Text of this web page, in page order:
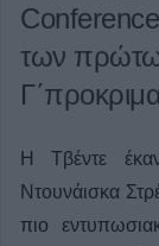
των
Η Τβέντε
Ντουνάισκα
πιο